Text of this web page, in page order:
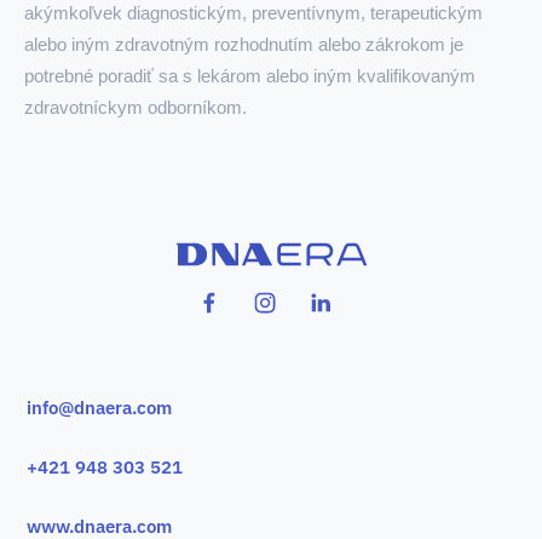
akýmkoľvek diagnostickým, preventívnym, terapeutickým
alebo iným zdravotným rozhodnutím alebo zákrokom je
potrebné poradiť sa s lekárom alebo iným kvalifikovaným
zdravotníckym odborníkom.
info@dnaera.com
+421 948 303 521
www.dnaera.com